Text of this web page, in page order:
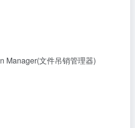
Manager(文件吊销管理器)